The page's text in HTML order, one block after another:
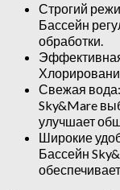
Строгий
Бассейн
обработки.
Свежая вода:
Sky&Mare
улучшает
Широкие
Бассейн